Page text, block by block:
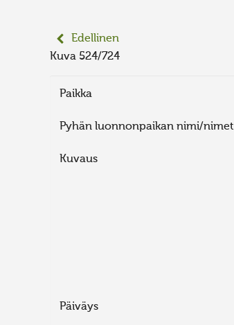
Edellinen
Kuva 524/724
Paikka
Pyhän luonnonpaikan nimi/nimet
Kuvaus
Päiväys